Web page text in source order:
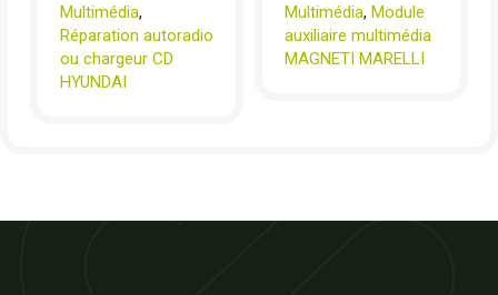
Multimédia,
Réparation autoradio
ou chargeur CD
HYUNDAI
Multimédia, Module
auxiliaire multimédia
MAGNETI MARELLI